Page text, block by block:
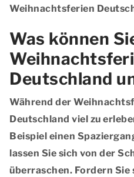
Weihnachtsferien
Was können
Deutschland
Während der
Deutschland viel zu
Beispiel einen
lassen Sie sich von der
überraschen. Fordern Sie